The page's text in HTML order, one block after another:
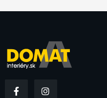
a
n